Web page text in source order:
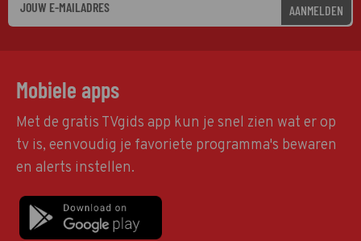
AANMELDEN
Mobiele apps
Met de gratis TVgids app kun je snel zien wat er op
tv is, eenvoudig je favoriete programma's bewaren
en alerts instellen.